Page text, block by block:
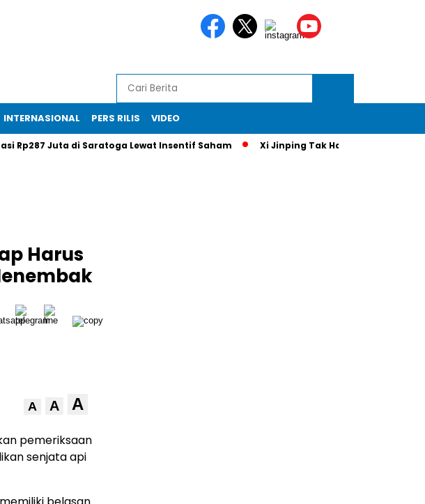
INTERNASIONAL PERS RILIS VIDEO
Juta di Saratoga Lewat Insentif Saham Xi Jinping Tak Hadir di Rio: Masa
Harus
A A A
pemeriksaan
senjata api